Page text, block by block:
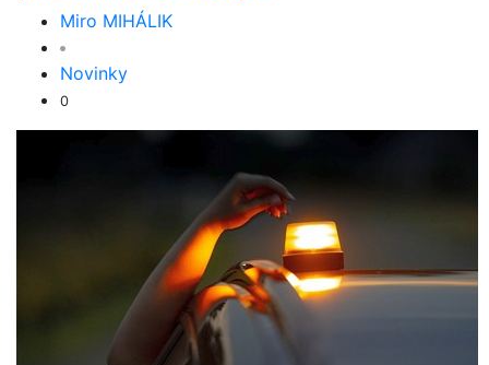
Miro MIHÁLIK
Novinky
0